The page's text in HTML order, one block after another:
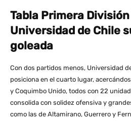
Tabla Primera
Universidad de Chile
goleada
Con dos partidos menos, Universidad
posiciona en el cuarto lugar,
y Coquimbo Unido, todos con 22
consolida con solidez ofensiva y
como las de Altamirano, Guerrero y